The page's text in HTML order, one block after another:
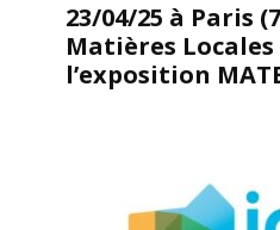
23/04/25 à Paris
Matières
l’exposition